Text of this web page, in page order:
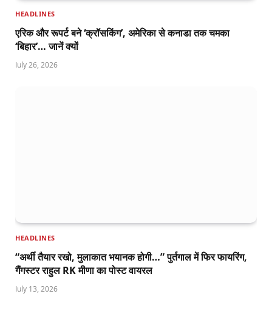
HEADLINES
एरिक और रूपर्ट बने ‘क्रॉसकिंग’, अमेरिका से कनाडा तक चमका
‘बिहार’… जानें क्यों
July 26, 2026
HEADLINES
“अर्थी तैयार रखो, मुलाकात भयानक होगी…” पुर्तगाल में फिर फायरिंग,
गैंगस्टर राहुल RK मीणा का पोस्ट वायरल
July 13, 2026